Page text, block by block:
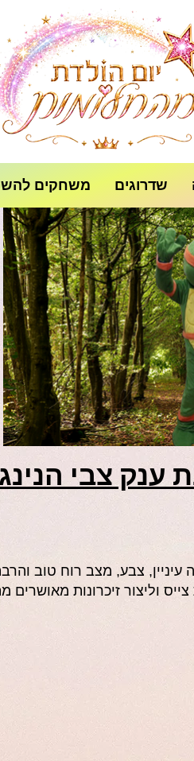
שדרוגים משחקים
ענק צבי
צבע, מצב רוח טוב
וליצור זיכרונות מאושרים